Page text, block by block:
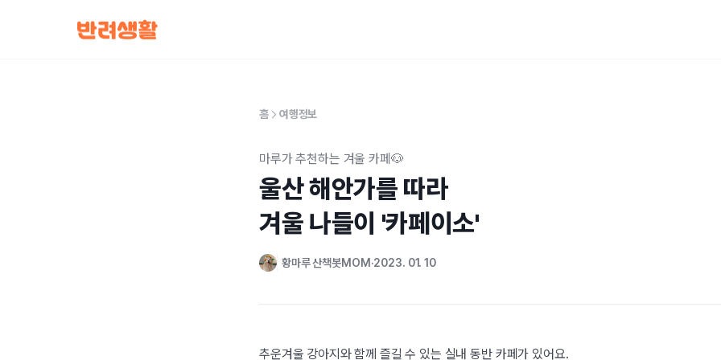
홈 여행정보
마루가 추천하는 겨울 카페🐶
울산 해안가를 따라
겨울 나들이 '카페이소'
황마루 산책봇MOM 2023. 01. 10
추운겨울 강아지와 함께 즐길 수 있는 실내 동반 카페가 있어요.